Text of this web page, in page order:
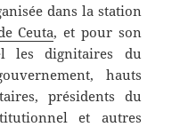
dans la station
Ceuta, et pour son
les dignitaires du
hauts
présidents du
et autres